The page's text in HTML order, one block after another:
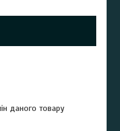
даного товару